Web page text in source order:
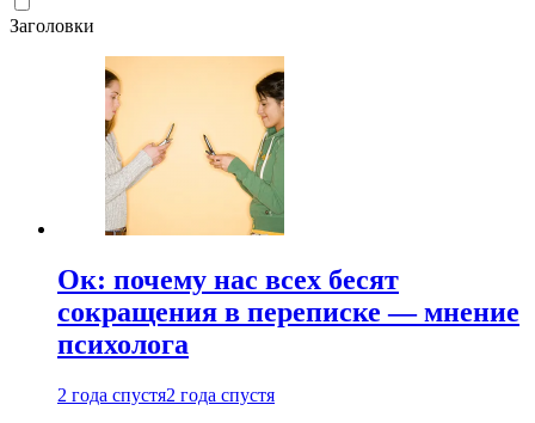
Заголовки
Ок: почему нас всех бесят
сокращения в переписке — мнение
психолога
2 года спустя2 года спустя